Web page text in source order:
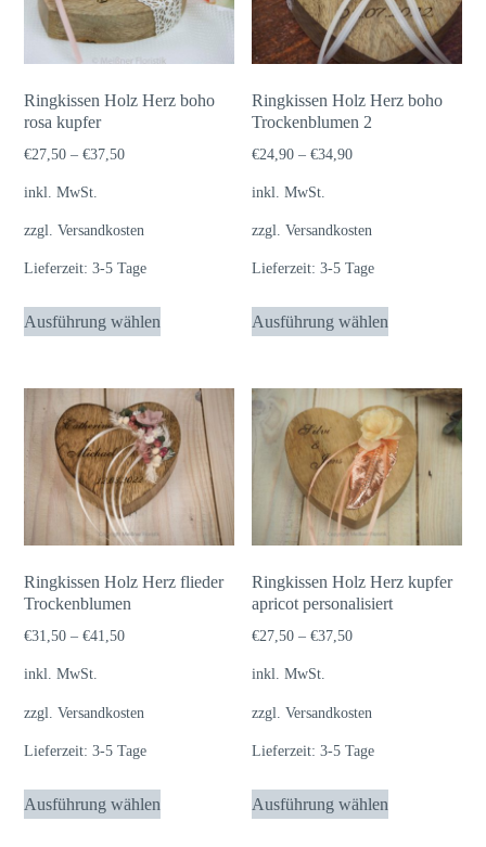
Optionen
können
auf
der
Ringkissen Holz Herz boho
rosa kupfer
€27,50 –€37,50
inkl. MwSt.
zzgl.Versandkosten
Lieferzeit:3-5 Tage
Ausführung wählen
Dieses
Produkt
mehrere
Varianten
auf.
Die
Optionen
können
Ringkissen Holz Herz boho
Trockenblumen 2
€24,90 –€34,90
inkl. MwSt.
zzgl.Versandkosten
Lieferzeit:3-5 Tage
Ausführung wählen
Dieses
Produkt
mehrere
Varianten
auf.
Die
Optionen
können
der
Ringkissen Holz Herz flieder
Trockenblumen
€31,50 –€41,50
inkl. MwSt.
zzgl.Versandkosten
Lieferzeit:3-5 Tage
Ausführung wählen
Dieses
Produkt
Ringkissen Holz Herz kupfer
apricot personalisiert
€27,50 –€37,50
inkl. MwSt.
zzgl.Versandkosten
Lieferzeit:3-5 Tage
Ausführung wählen
Dieses
Produkt